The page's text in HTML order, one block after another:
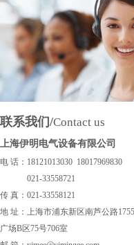
联系我们/Contact us
上海伊明电气设备有限公司
电 话：18121013030 18017969830
021-33558721
传 真： 021-33558121
地 址：上海市浦东新区南芦公路
广场B区75号706室